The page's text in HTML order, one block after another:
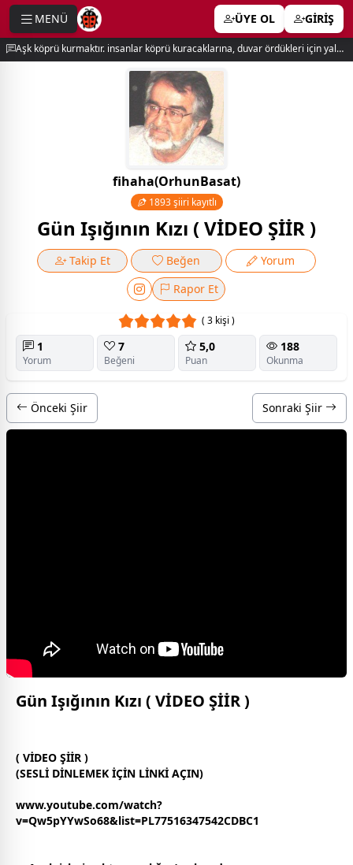
MENÜ ÜYE OL GİRİŞ
Aşk köprü kurmaktır. insanlar köprü kuracaklarına, duvar ördükleri için yalnız kalırlar. newton
fihaha(OrhunBasat)
1893 şiiri kayıtlı
Gün Işığının Kızı ( VİDEO ŞİİR )
Takip Et Beğen
Yorum
Rapor Et
( 3 kişi )
1
Yorum
7
Beğeni
5,0
Puan
188
Okunma
Önceki Şiir Sonraki Şiir
Gün Işığının Kızı ( VİDEO ŞİİR )
( VİDEO ŞİİR )
(SESLİ DİNLEMEK İÇİN LİNKİ AÇIN)
www.youtube.com/watch?
v=Qw5pYYwSo68&list=PL77516347542CDBC1
menu